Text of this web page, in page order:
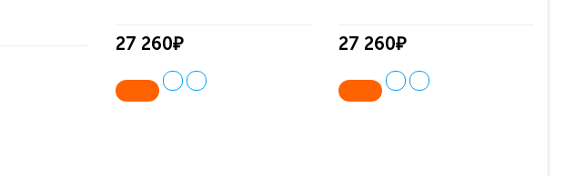
27 260₽ 27 260₽